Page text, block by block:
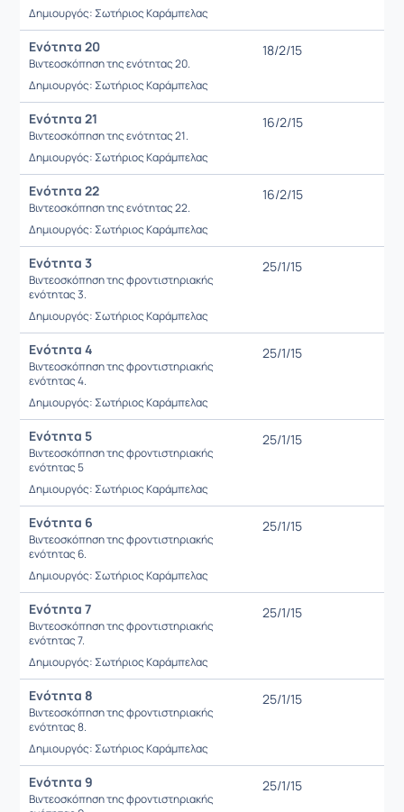
Δημιουργός: Σωτήριος Καράμπελας
Ενότητα 20
Βιντεοσκόπηση της ενότητας 20.
Δημιουργός: Σωτήριος Καράμπελας
18/2/15
Ενότητα 21
Βιντεοσκόπηση της ενότητας 21.
Δημιουργός: Σωτήριος Καράμπελας
16/2/15
Ενότητα 22
Βιντεοσκόπηση της ενότητας 22.
Δημιουργός: Σωτήριος Καράμπελας
16/2/15
Ενότητα 3
Βιντεοσκόπηση της φροντιστηριακής
ενότητας 3.
Δημιουργός: Σωτήριος Καράμπελας
25/1/15
Ενότητα 4
Βιντεοσκόπηση της φροντιστηριακής
ενότητας 4.
Δημιουργός: Σωτήριος Καράμπελας
25/1/15
Ενότητα 5
Βιντεοσκόπηση της φροντιστηριακής
ενότητας 5
Δημιουργός: Σωτήριος Καράμπελας
25/1/15
Ενότητα 6
Βιντεοσκόπηση της φροντιστηριακής
ενότητας 6.
Δημιουργός: Σωτήριος Καράμπελας
25/1/15
Ενότητα 7
Βιντεοσκόπηση της φροντιστηριακής
ενότητας 7.
Δημιουργός: Σωτήριος Καράμπελας
25/1/15
Ενότητα 8
Βιντεοσκόπηση της φροντιστηριακής
ενότητας 8.
Δημιουργός: Σωτήριος Καράμπελας
25/1/15
Ενότητα 9
Βιντεοσκόπηση της φροντιστηριακής
25/1/15